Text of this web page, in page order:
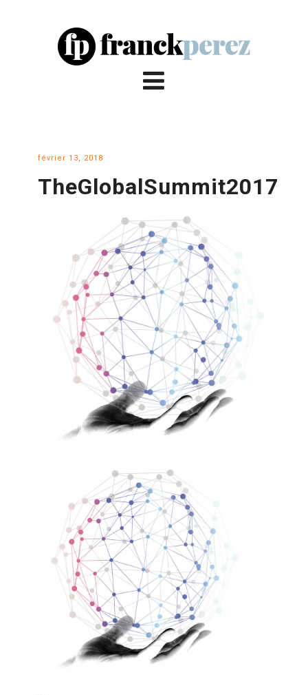
février 13, 2018
TheGlobalSummit2017